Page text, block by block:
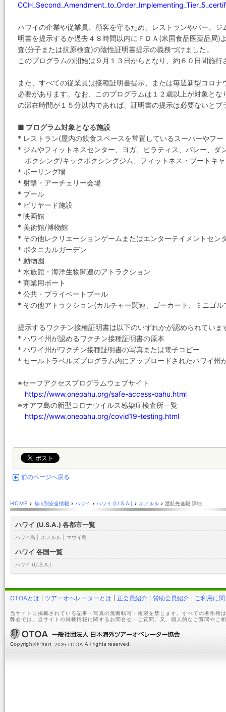
ハワイの企業や従業員、顧客を守るため、レストランやバー、
明書を提示するか過去４８時間以内にＦＤＡ(米国食品医薬品局)
査(分子または抗原検査)の陰性証明書提示の義務づけました。
このプログラムの開始は９月１３日からとなり、約６０日間施行
また、すべての従業員は接種証明書提示、または毎週新型コロ
必要があります。なお、このプログラムは１２歳以上が対象と
の滞在時間が１５分以内であれば、証明書の提示は必要ないと
■ プログラム対象となる施設
* レストラン(屋内の飲食スペースを常置しているスーパーやフー
* ジムやフィットネスセンター、ヨガ、ピラティス、バレー、ダ
ボクシング/キックボクシングジム、フィットネス・ブートキ
* ボーリング場
* 射撃・アーチェリー会場
* プール
* ビリヤード施設
* 映画館
* 美術館/博物館
* その他レクリエーションゲームまたはエンターテイメントセン
* ボタニカルガーデン
* 動物園
* 水族館・海洋生物関連のアトラクション
* 商業用ポート
* 公共・プライベートプール
* その他アトラクション(カルチャー関連、ゴーカート、ミニゴル
提示するワクチン接種証明書は以下のいずれかが認められていま
* ハワイ州が認めるワクチン接種証明書の原本
* ハワイ州がワクチン接種証明書の写真または電子コピー
* セールトラベルズプログラム内にアップロードされたハワイ州
※セーフアクセスプログラムウェブサイト
https://www.oneoahu.org/safe-access-oahu.html
※オアフ島の新型コロナウイルス感染症検査所一覧
https://www.oneoahu.org/covid19-testing.html
前のページへ戻る
HOME › 都市別安全情報 › ハワイ › ハワイ (U.S.A.) › ホノルル › 渡航先速報 詳細
ハワイ (U.S.A.) 各都市一覧
ハワイ島 ホノルル マウイ島
ハワイ 各国一覧
ハワイ (U.S.A.)
OTOAとは ツアーオペレーターとは 正会員紹介 賛助会員紹介 ご利用に
当サイトに掲載されている記事・写真の無断転写・複製を禁じます。すべての著作権
弊会では、当サイトの掲載情報に関するお問合せ・ご質問、又、個人的なご質問やご